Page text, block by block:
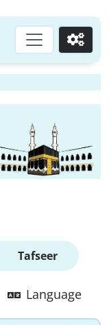
Go
Tafseer
Language